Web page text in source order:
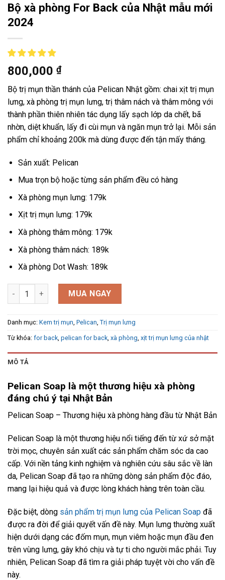
Bộ xà phòng For Back của Nhật mẫu mới
2024
800,000 ₫
Bộ trị mụn thần thánh của Pelican Nhật gồm: chai xịt trị mụn
lưng, xà phòng trị mụn lưng, trị thâm nách và thâm mông với
thành phần thiên nhiên tác dụng lấy sạch lớp da chết, bã
nhờn, diệt khuẩn, lấy đi cùi mụn và ngăn mụn trở lại. Mỗi sản
phẩm chỉ khoảng 200k mà dùng được đến tận mấy tháng.
Sản xuất: Pelican
Mua trọn bộ hoặc từng sản phẩm đều có hàng
Xà phòng mụn lưng: 179k
Xịt trị mụn lưng: 179k
Xà phòng thâm mông: 179k
Xà phòng thâm nách: 189k
Xà phòng Dot Wash: 189k
Bộ xà phòng For Back của Nhật mẫu mới 2024 số lượng
MUA NGAY
Danh mục: Kem trị mụn Pelican Trị mụn lưng
Từ khóa: for back pelican for back xà phòng xịt trị mụn lưng của nhật
MÔ TẢ
Pelican Soap là một thương hiệu xà phòng
đáng chú ý tại Nhật Bản
Pelican Soap – Thương hiệu xà phòng hàng đầu từ Nhật Bản
Pelican Soap là một thương hiệu nổi tiếng đến từ xứ sở mặt
trời mọc, chuyên sản xuất các sản phẩm chăm sóc da cao
cấp. Với nền tảng kinh nghiệm và nghiên cứu sâu sắc về làn
da, Pelican Soap đã tạo ra những dòng sản phẩm độc đáo,
mang lại hiệu quả và được lòng khách hàng trên toàn cầu.
Đặc biệt, dòng sản phẩm trị mụn lưng của Pelican Soap đã
được ra đời để giải quyết vấn đề này. Mụn lưng thường xuất
hiện dưới dạng các đốm mụn, mụn viêm hoặc mụn đầu đen
trên vùng lưng, gây khó chịu và tự ti cho người mắc phải. Tuy
nhiên, Pelican Soap đã tìm ra giải pháp tuyệt vời cho vấn đề
này.